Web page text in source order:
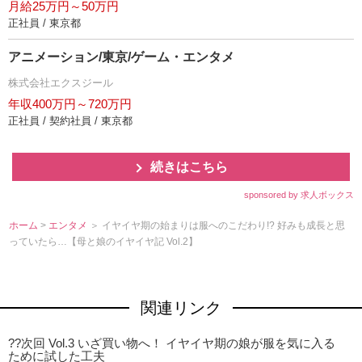
月給25万円～50万円
正社員 / 東京都
アニメーション/東京/ゲーム・エンタメ
株式会社エクスジール
年収400万円～720万円
正社員 / 契約社員 / 東京都
続きはこちら
sponsored by 求人ボックス
ホーム > エンタメ ＞ イヤイヤ期の始まりは服へのこだわり!? 好みも成長と思
っていたら…【母と娘のイヤイヤ記 Vol.2】
関連リンク
??次回 Vol.3 いざ買い物へ！ イヤイヤ期の娘が服を気に入る
ために試した工夫